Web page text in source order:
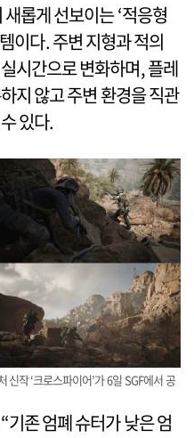
롭게 선보이는 ‘적응형
이다. 주변 지형과 적의
시간으로 변화하며, 플레
지 않고 주변 환경을 직관
있다.
작 ‘크로스파이어’가 6일 SGF에서 공
기존 엄폐 슈터가 낮은 엄